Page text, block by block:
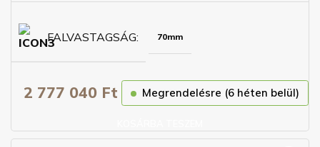
FALVASTAGSÁG 70mm
2 777 040 Ft Megrendelésre (6 héten belül)